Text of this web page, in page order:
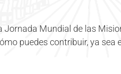
Jornada Mundial de las
puedes contribuir, ya sea